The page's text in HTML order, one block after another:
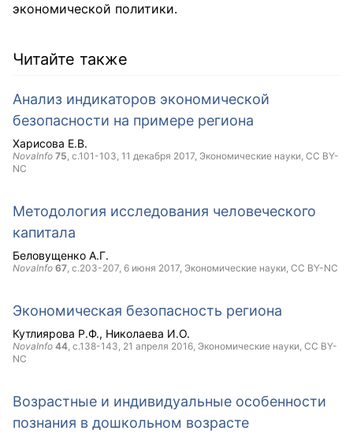
экономической политики.
Читайте также
Анализ индикаторов экономической
безопасности на примере региона
Харисова Е.В.
NovaInfo 75, с.101-103, 11 декабря 2017, Экономические науки, CC BY-
NC
Методология исследования человеческого
капитала
Беловущенко А.Г.
NovaInfo 67, с.203-207, 6 июня 2017, Экономические науки, CC BY-NC
Экономическая безопасность региона
Кутлиярова Р.Ф. Николаева И.О.
NovaInfo 44, с.138-143, 21 апреля 2016, Экономические науки, CC BY-
NC
Возрастные и индивидуальные особенности
познания в дошкольном возрасте